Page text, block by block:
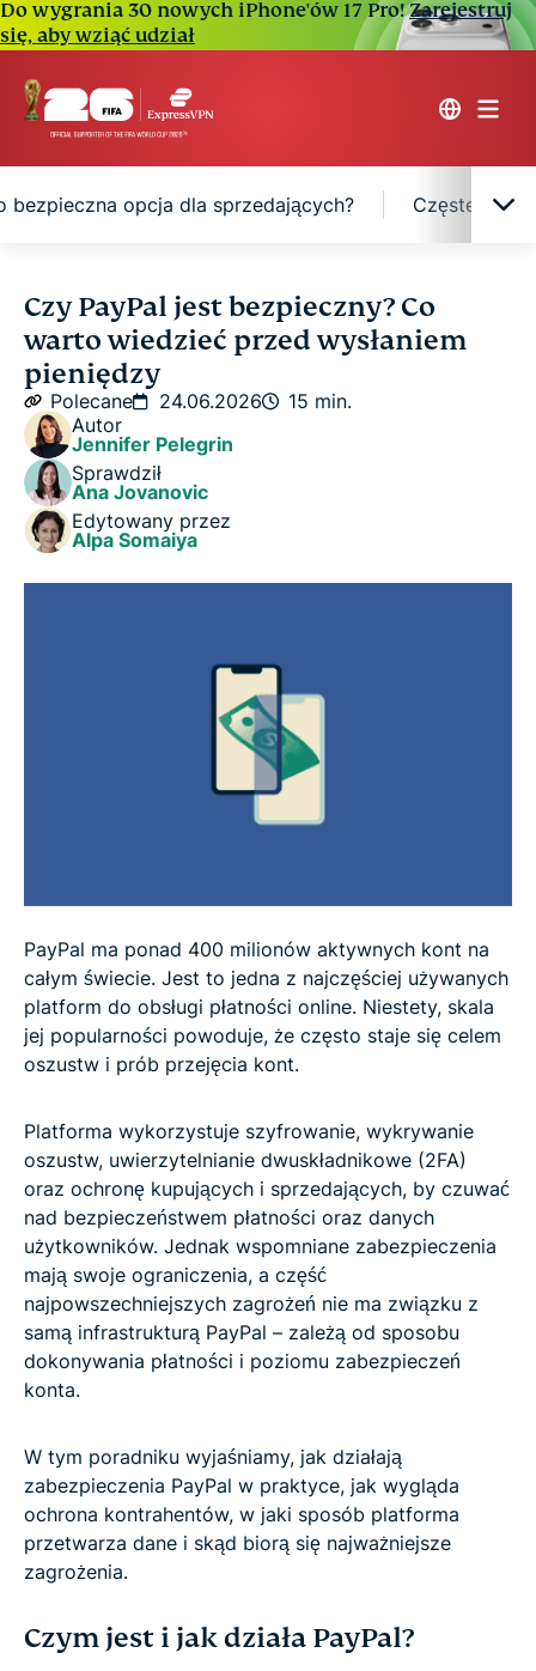
Do wygrania 30 nowych iPhone'ów 17 Pro!Zarejestruj
się, aby wziąć udział
bezpieczna opcja dla sprzedających? Częste
Czym jest i jak działa PayPal?
Zabezpieczenia PayPal
Ochrona prywatności i zarządzanie danymi na
PayPal
Czy PayPal to bezpieczna opcja dla kupujących?
Częste formy oszustw na PayPal
Jak bezpiecznie korzystać z PayPal
Jak postępować, jeśli coś pójdzie nie tak
Czy PayPal jest bezpieczny? Co
warto wiedzieć przed wysłaniem
pieniędzy
Polecane 24.06.2026
15 min.
Autor
Jennifer Pelegrin
Sprawdził
Ana Jovanovic
Edytowany przez
Alpa Somaiya
PayPal ma ponad 400 milionów aktywnych kont na
całym świecie. Jest to jedna z najczęściej używanych
platform do obsługi płatności online. Niestety, skala
jej popularności powoduje, że często staje się celem
oszustw i prób przejęcia kont.
Platforma wykorzystuje szyfrowanie, wykrywanie
oszustw, uwierzytelnianie dwuskładnikowe (2FA)
oraz ochronę kupujących i sprzedających, by czuwać
nad bezpieczeństwem płatności oraz danych
użytkowników. Jednak wspomniane zabezpieczenia
mają swoje ograniczenia, a część
najpowszechniejszych zagrożeń nie ma związku z
samą infrastrukturą PayPal – zależą od sposobu
dokonywania płatności i poziomu zabezpieczeń
konta.
W tym poradniku wyjaśniamy, jak działają
zabezpieczenia PayPal w praktyce, jak wygląda
ochrona kontrahentów, w jaki sposób platforma
przetwarza dane i skąd biorą się najważniejsze
zagrożenia.
Czym jest i jak działa PayPal?